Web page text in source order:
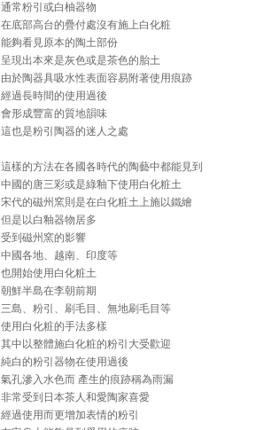
通常粉引或白柚器物
在底部高台的疊付處沒有施上白化粧
能夠看見原本的陶土部份
呈現出本來是灰色或是茶色的胎土
由於陶器具吸水性表面容易附著使用痕跡
經過長時間的使用過後
會形成豐富的質地韻味
這也是粉引陶器的迷人之處
這樣的方法在各國各時代的陶藝中都能見到
中國的唐三彩或是綠釉下使用白化粧土
宋代的磁州窯則是在白化粧土上施以鐵繪
但是以白釉器物居多
受到磁州窯的影響
中國各地、越南、印度等
也開始使用白化粧土
朝鮮半島在李朝前期
三島、粉引、刷毛目、無地刷毛目等
使用白化粧的手法多樣
其中以整體施白化粧的粉引大受歡迎
純白的粉引器物在使用過後
氣孔滲入水色而 產生的痕跡稱為雨漏
非常受到日本茶人和愛陶家喜愛
經過使用而更增加表情的粉引